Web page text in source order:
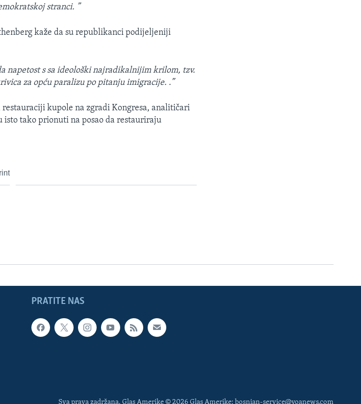
stranci. ”
kaže da su republikanci podijeljeniji
napetost s sa ideološki najradikalnijim krilom, tzv.
za opću paralizu po pitanju imigracije. .”
kupole na zgradi Kongresa, analitičari
isto tako prionuti na posao da restauriraju
PRATITE NAS
Sva prava zadržana. Glas Amerike © 2026 Glas Amerike: bosnian-service@voanews.com